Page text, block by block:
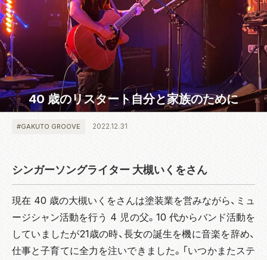
40 歳のリスタート自分と家族のために
#GAKUTO GROOVE 2022.12.31
シンガーソングライター 大槻いくをさん
現在 40 歳の大槻いくをさんは塗装業を営みながら、ミュ
ージシャン活動を行う 4 児の父。10 代からバンド活動を
していましたが21歳の時、長女の誕生を機に音楽を辞め、
仕事と子育てに全力を注いできました。「いつかまたステ